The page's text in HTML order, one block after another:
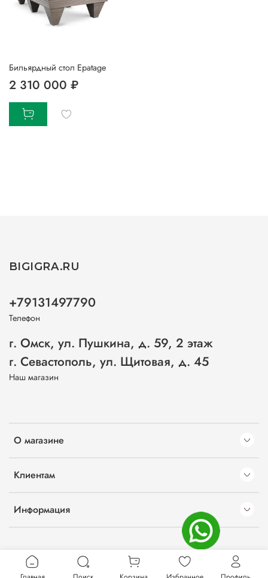
Бильярдный стол Epatage
2 310 000 ₽
О магазине
Клиентам
Информация
BIGIGRA.RU
+79131497790
Телефон
г. Омск, ул. Пушкина, д. 59, 2 этаж
г. Севастополь, ул. Щитовая, д. 45
Наш магазин